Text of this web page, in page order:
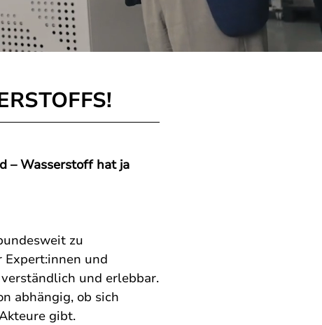
– Wasserstoff hat ja
zu
und
und erlebbar.
abhängig, ob sich
gibt.